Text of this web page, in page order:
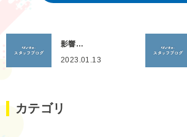
影響…
2023.01.13
カテゴリ